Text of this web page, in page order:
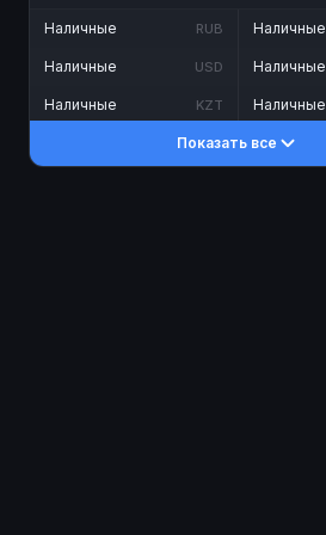
Наличные RUB
Наличные USD
Наличные KZT
Наличные
Наличные
Наличные
Показать все